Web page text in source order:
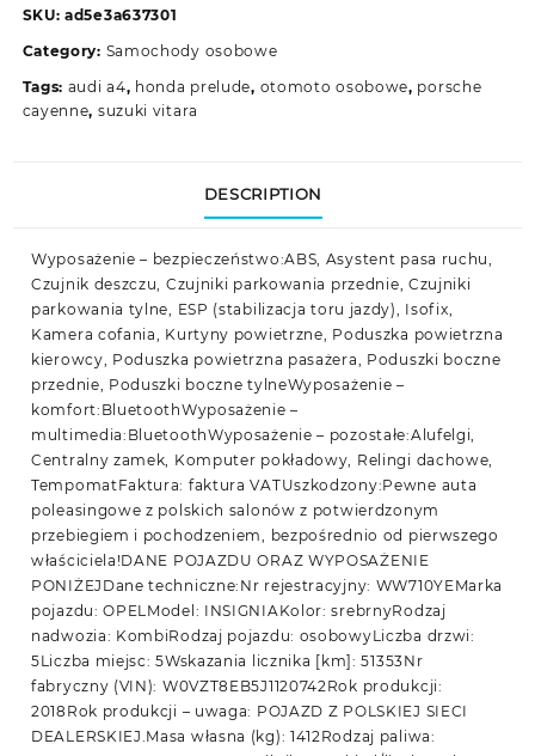
SKU: ad5e3a637301
Category: Samochody osobowe
Tags: audi a4, honda prelude, otomoto osobowe, porsche
cayenne, suzuki vitara
DESCRIPTION
Wyposażenie – bezpieczeństwo:ABS, Asystent pasa ruchu,
Czujnik deszczu, Czujniki parkowania przednie, Czujniki
parkowania tylne, ESP (stabilizacja toru jazdy), Isofix,
Kamera cofania, Kurtyny powietrzne, Poduszka powietrzna
kierowcy, Poduszka powietrzna pasażera, Poduszki boczne
przednie, Poduszki boczne tylneWyposażenie –
komfort:BluetoothWyposażenie –
multimedia:BluetoothWyposażenie – pozostałe:Alufelgi,
Centralny zamek, Komputer pokładowy, Relingi dachowe,
TempomatFaktura: faktura VATUszkodzony:Pewne auta
poleasingowe z polskich salonów z potwierdzonym
przebiegiem i pochodzeniem, bezpośrednio od pierwszego
właściciela!DANE POJAZDU ORAZ WYPOSAŻENIE
PONIŻEJDane techniczne:Nr rejestracyjny: WW710YEMarka
pojazdu: OPELModel: INSIGNIAKolor: srebrnyRodzaj
nadwozia: KombiRodzaj pojazdu: osobowyLiczba drzwi:
5Liczba miejsc: 5Wskazania licznika [km]: 51353Nr
fabryczny (VIN): W0VZT8EB5J1120742Rok produkcji:
2018Rok produkcji – uwaga: POJAZD Z POLSKIEJ SIECI
DEALERSKIEJ.Masa własna (kg): 1412Rodzaj paliwa: